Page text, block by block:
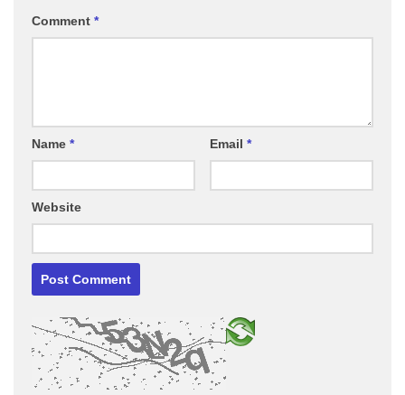
Comment *
Name * Email *
Website